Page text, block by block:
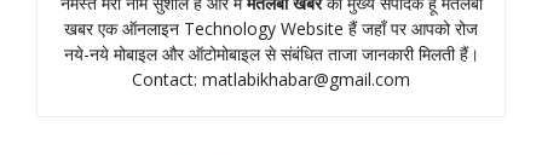
खबर एक ऑनलाइन Technology Website हैं जहॉं पर आपको रोज
नये-नये मोबाइल और ऑटोमोबाइल से संबंधित ताजा जानकारी मिलती हैं।
Contact: matlabikhabar@gmail.com